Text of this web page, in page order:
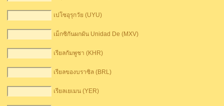
เปโซอุรุกวัย (UYU)
เม็กซิกันผกผัน Unidad De (MXV)
เรียลกัมพูชา (KHR)
เรียลของบราซิล (BRL)
เรียลเยเมน (YER)